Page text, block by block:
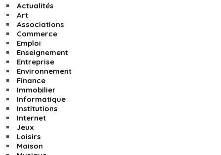
Actualités
Art
Associations
Commerce
Emploi
Enseignement
Entreprise
Environnement
Finance
Immobilier
Informatique
Institutions
Internet
Jeux
Loisirs
Maison